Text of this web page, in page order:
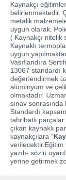
Kaynakçı
belirlenmektedir.
metalik
uygun olarak,
( Kaynakçı nitelik
Kaynaklı
uygun
Vasıflandıra
13067 standardı
değerlendirmek
alüminyum ve
olmaktadır.
sınav
Standardı
tahribatlı parçalar
çıkan kaynaklı
kaynakçılara “
verilecektir.Eğitim
yazılı- sözlü
yerine getirmek